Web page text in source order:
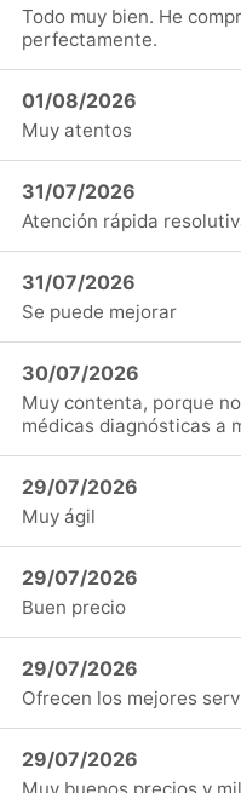
Todo muy bien. He
perfectamente.
01/08/2026
Muy atentos
31/07/2026
Atención rápida
31/07/2026
Se puede mejorar
30/07/2026
Muy contenta, porque
médicas diagnósticas a
29/07/2026
Muy ágil
29/07/2026
Buen precio
29/07/2026
Ofrecen los mejores
29/07/2026